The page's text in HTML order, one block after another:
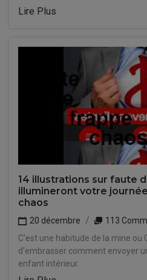
Lire Plus
14 illustrations sur faute
illumineront votre
chaos
20 décembre
113
C'est une habitude de la mine ou
d'embrasser comment envoyer
enfant intérieur.